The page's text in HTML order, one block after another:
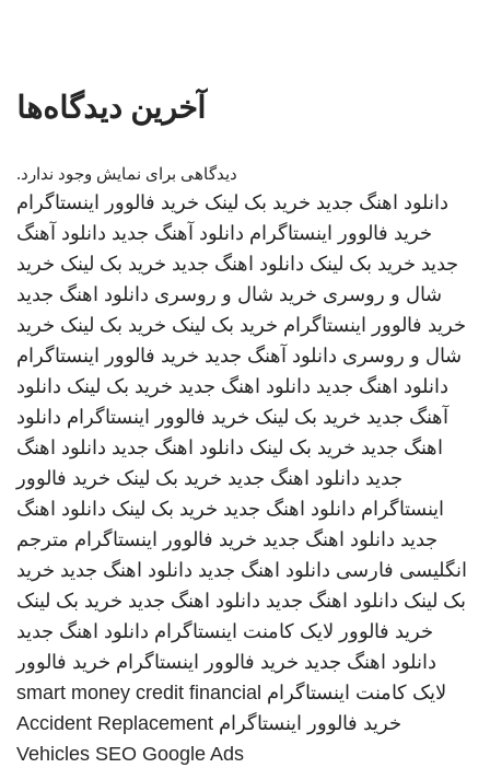
آخرین دیدگاه‌ها
دیدگاهی برای نمایش وجود ندارد.
دانلود اهنگ جدید خرید بک لینک خرید فالوور اینستاگرام
خرید فالوور اینستاگرام دانلود آهنگ جدید دانلود آهنگ
جدید خرید بک لینک دانلود اهنگ جدید خرید بک لینک خرید
شال و روسری خرید شال و روسری دانلود اهنگ جدید
خرید فالوور اینستاگرام خرید بک لینک خرید بک لینک خرید
شال و روسری دانلود آهنگ جدید خرید فالوور اینستاگرام
دانلود اهنگ جدید دانلود اهنگ جدید خرید بک لینک دانلود
آهنگ جدید خرید بک لینک خرید فالوور اینستاگرام دانلود
اهنگ جدید خرید بک لینک دانلود اهنگ جدید دانلود اهنگ
جدید دانلود اهنگ جدید خرید بک لینک خرید فالوور
اینستاگرام دانلود اهنگ جدید خرید بک لینک دانلود اهنگ
جدید دانلود اهنگ جدید خرید فالوور اینستاگرام مترجم
انگلیسی فارسی دانلود اهنگ جدید دانلود اهنگ جدید خرید
بک لینک دانلود اهنگ جدید دانلود اهنگ جدید خرید بک لینک
خرید فالوور لایک کامنت اینستاگرام دانلود اهنگ جدید
دانلود اهنگ جدید خرید فالوور اینستاگرام خرید فالوور
لایک کامنت اینستاگرام smart money credit financial
خرید فالوور اینستاگرام Accident Replacement
Vehicles SEO Google Ads